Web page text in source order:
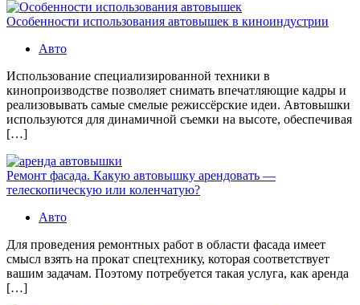
Особенности использования автовышек в киноиндустрии
Авто
Использование специализированной техники в
кинопроизводстве позволяет снимать впечатляющие кадры и
реализовывать самые смелые режиссёрские идеи. Автовышки
используются для динамичной съемки на высоте, обеспечивая
[…]
Ремонт фасада. Какую автовышку арендовать —
телескопическую или коленчатую?
Авто
Для проведения ремонтных работ в области фасада имеет
смысл взять на прокат спецтехнику, которая соответствует
вашим задачам. Поэтому потребуется такая услуга, как аренда
[…]